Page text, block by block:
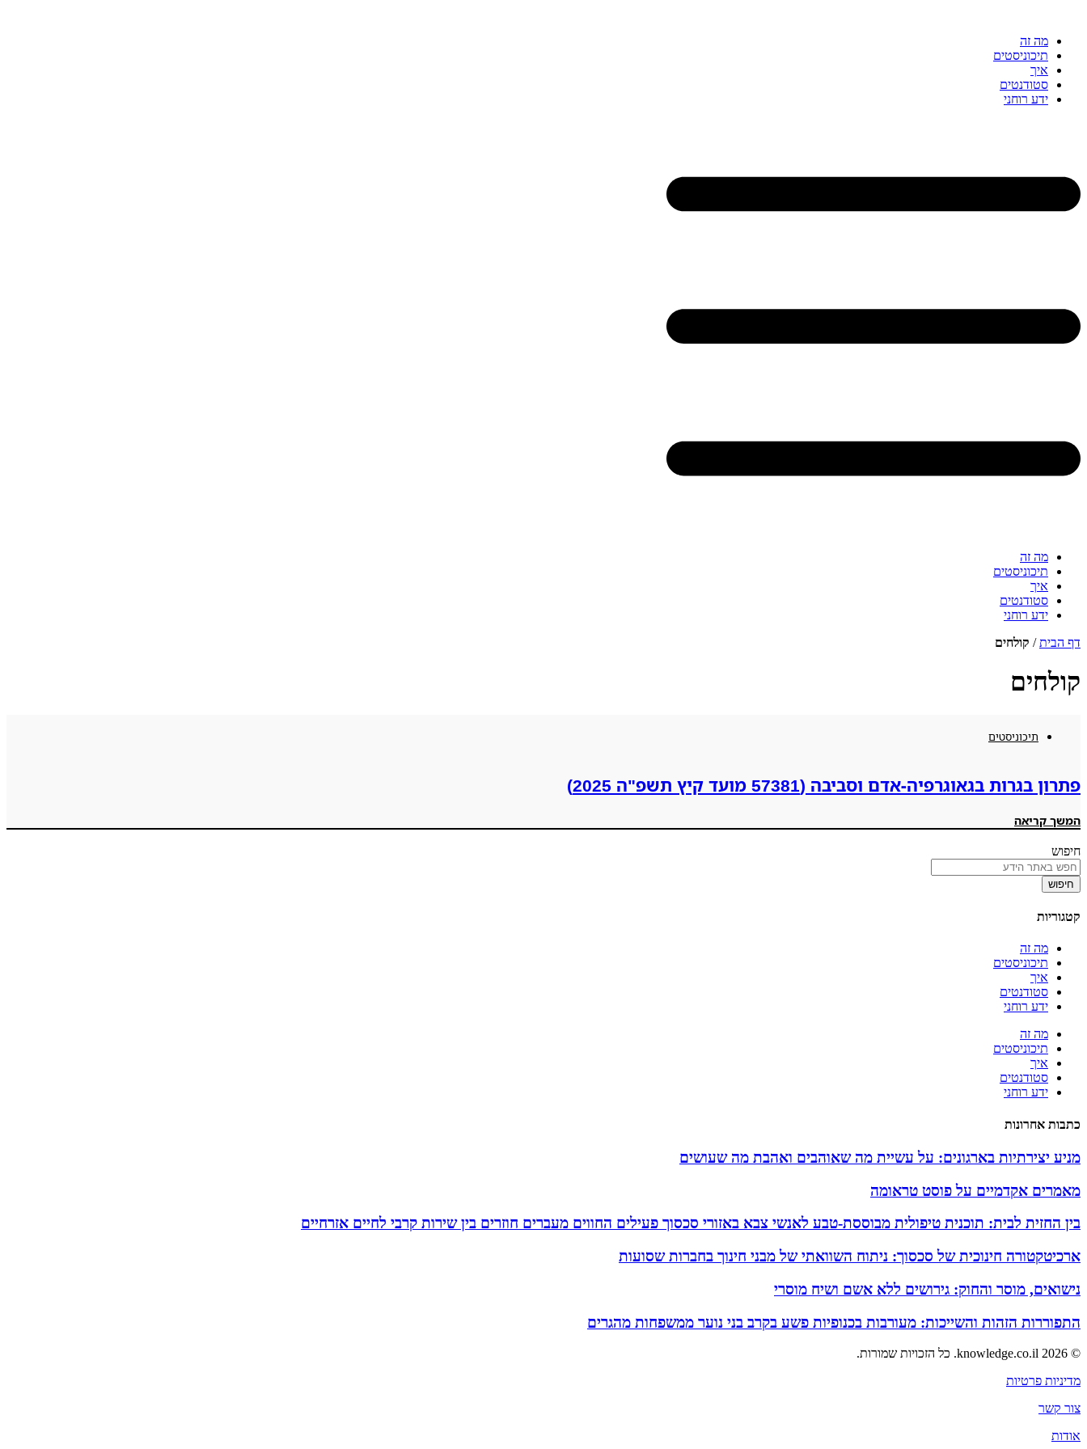
מה זה
תיכוניסטים
איך
סטודנטים
ידע רוחני
מה זה
תיכוניסטים
איך
סטודנטים
ידע רוחני
דף הבית/ קולחים
קולחים
תיכוניסטים
פתרון בגרות בגאוגרפיה-אדם וסביבה (57381 מועד קיץ תשפ"ה 2025)
המשך קריאה
חיפוש
חיפוש
קטגוריות
מה זה
תיכוניסטים
איך
סטודנטים
ידע רוחני
מה זה
תיכוניסטים
איך
סטודנטים
ידע רוחני
כתבות אחרונות
מניע יצירתיות בארגונים: על עשיית מה שאוהבים ואהבת מה שעושים
מאמרים אקדמיים על פוסט טראומה
בין החזית לבית: תוכנית טיפולית מבוססת-טבע לאנשי צבא באזורי סכסוך פעילים החווים מעברים חוזרים בין שירות קרבי לחיים אזרחיים
ארכיטקטורה חינוכית של סכסוך: ניתוח השוואתי של מבני חינוך בחברות שסועות
נישואים, מוסר והחוק: גירושים ללא אשם ושיח מוסרי
התפוררות הזהות והשייכות: מעורבות בכנופיות פשע בקרב בני נוער ממשפחות מהגרים
© 2026 knowledge.co.il. כל הזכויות שמורות.
מדיניות פרטיות
צור קשר
אודות